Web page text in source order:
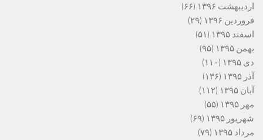
اردیبهشت ۱۳۹۶
(۶۶)
فروردین ۱۳۹۶
(۲۹)
اسفند ۱۳۹۵
(۵۱)
بهمن ۱۳۹۵
(۹۵)
دی ۱۳۹۵
(۱۱۰)
آذر ۱۳۹۵
(۱۳۶)
آبان ۱۳۹۵
(۱۱۲)
مهر ۱۳۹۵
(۵۵)
شهریور ۱۳۹۵
(۶۹)
مرداد ۱۳۹۵
(۷۹)